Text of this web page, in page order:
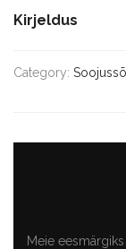
Kirjeldus
Category:
Meie